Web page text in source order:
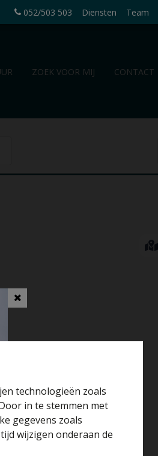
technologieën zoals
in te stemmen met
gegevens zoals
wijzigen onderaan de
052/503 503 Diensten Team
ZOEK VOOR MIJ CONTACT